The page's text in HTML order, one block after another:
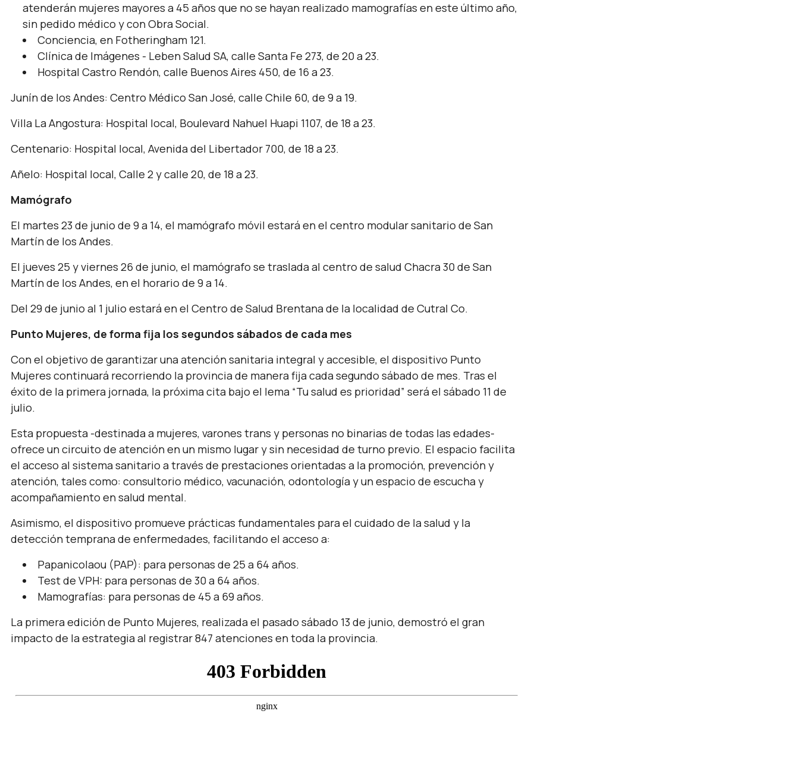
atenderán mujeres mayores a 45 años que no se hayan realizado mamografías en este último año,
sin pedido médico y con Obra Social.
Conciencia, en Fotheringham 121.
Clínica de Imágenes - Leben Salud SA, calle Santa Fe 273, de 20 a 23.
Hospital Castro Rendón, calle Buenos Aires 450, de 16 a 23.
Junín de los Andes: Centro Médico San José, calle Chile 60, de 9 a 19.
Villa La Angostura: Hospital local, Boulevard Nahuel Huapi 1107, de 18 a 23.
Centenario: Hospital local, Avenida del Libertador 700, de 18 a 23.
Añelo: Hospital local, Calle 2 y calle 20, de 18 a 23.
Mamógrafo
El martes 23 de junio de 9 a 14, el mamógrafo móvil estará en el centro modular sanitario de San
Martín de los Andes.
El jueves 25 y viernes 26 de junio, el mamógrafo se traslada al centro de salud Chacra 30 de San
Martín de los Andes, en el horario de 9 a 14.
Del 29 de junio al 1 julio estará en el Centro de Salud Brentana de la localidad de Cutral Co.
Punto Mujeres, de forma fija los segundos sábados de cada mes
Con el objetivo de garantizar una atención sanitaria integral y accesible, el dispositivo Punto
Mujeres continuará recorriendo la provincia de manera fija cada segundo sábado de mes. Tras el
éxito de la primera jornada, la próxima cita bajo el lema “Tu salud es prioridad” será el sábado 11 de
julio.
Esta propuesta -destinada a mujeres, varones trans y personas no binarias de todas las edades-
ofrece un circuito de atención en un mismo lugar y sin necesidad de turno previo. El espacio facilita
el acceso al sistema sanitario a través de prestaciones orientadas a la promoción, prevención y
atención, tales como: consultorio médico, vacunación, odontología y un espacio de escucha y
acompañamiento en salud mental.
Asimismo, el dispositivo promueve prácticas fundamentales para el cuidado de la salud y la
detección temprana de enfermedades, facilitando el acceso a:
Papanicolaou (PAP): para personas de 25 a 64 años.
Test de VPH: para personas de 30 a 64 años.
Mamografías: para personas de 45 a 69 años.
La primera edición de Punto Mujeres, realizada el pasado sábado 13 de junio, demostró el gran
impacto de la estrategia al registrar 847 atenciones en toda la provincia.